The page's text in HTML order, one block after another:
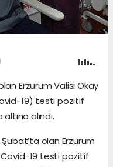
Erzurum Valisi Okay
19) testi pozitif
alındı.
Şubat’ta olan Erzurum
Covid-19 testi pozitif